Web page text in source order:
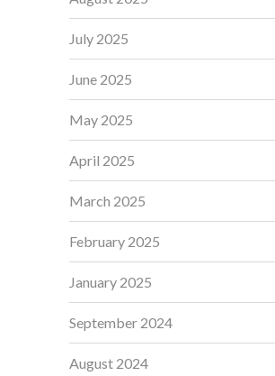
July 2025
June 2025
May 2025
April 2025
March 2025
February 2025
January 2025
September 2024
August 2024